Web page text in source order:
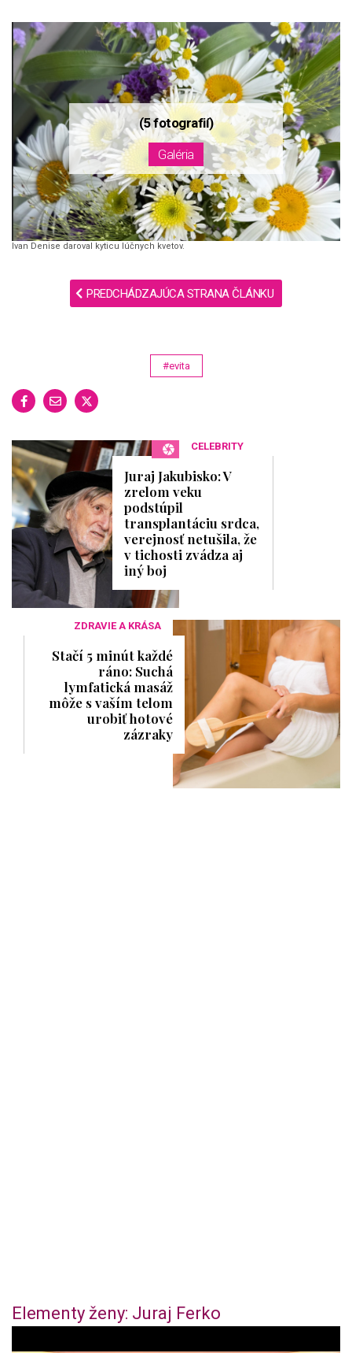
Ivan Denise daroval kyticu lúčnych kvetov.
PREDCHÁDZAJÚCA STRANA ČLÁNKU
#evita
CELEBRITY
Juraj Jakubisko: V
zrelom veku
podstúpil
transplantáciu srdca,
verejnosť netušila, že
v tichosti zvádza aj
iný boj
ZDRAVIE A KRÁSA
Stačí 5 minút každé
ráno: Suchá
lymfatická masáž
môže s vaším telom
urobiť hotové
zázraky
Elementy ženy: Juraj Ferko